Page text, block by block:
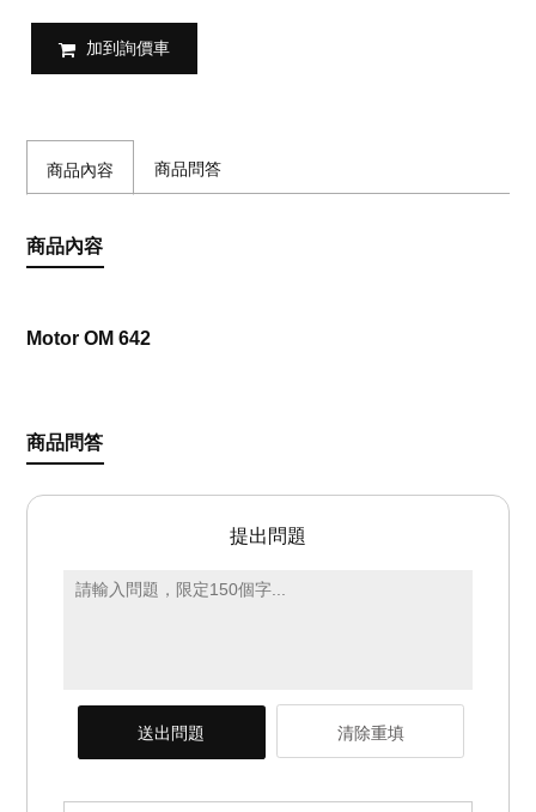
加到詢價車
商品內容 商品問答
商品內容
Motor OM 642
商品問答
提出問題
送出問題 清除重填